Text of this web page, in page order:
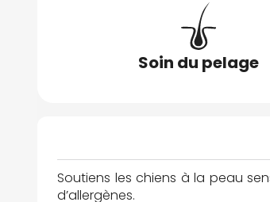
Soin du pelage
Soutiens les chiens à la peau
d’allergènes.